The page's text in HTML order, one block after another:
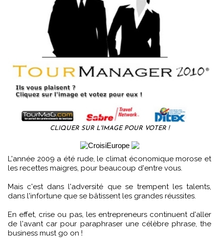
CLIQUER SUR L'IMAGE POUR VOTER !
L'année 2009 a été rude, le climat économique morose et
les recettes maigres, pour beaucoup d'entre vous.
Mais c'est dans l'adversité que se trempent les talents,
dans l'infortune que se bâtissent les grandes réussites.
En effet, crise ou pas, les entrepreneurs continuent d'aller
de l'avant car pour paraphraser une célèbre phrase, the
business must go on !